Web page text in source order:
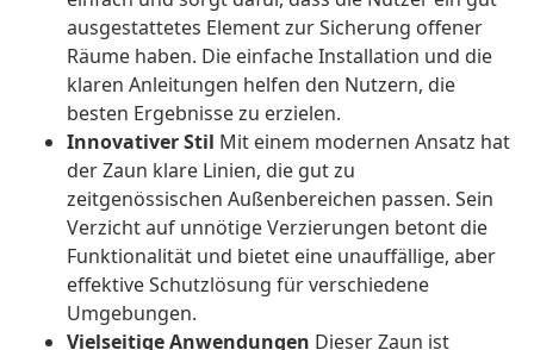
ausgestattetes Element zur Sicherung offener
Räume haben. Die einfache Installation und die
klaren Anleitungen helfen den Nutzern, die
besten Ergebnisse zu erzielen.
Innovativer Stil Mit einem modernen Ansatz hat
der Zaun klare Linien, die gut zu
zeitgenössischen Außenbereichen passen. Sein
Verzicht auf unnötige Verzierungen betont die
Funktionalität und bietet eine unauffällige, aber
effektive Schutzlösung für verschiedene
Umgebungen.
Vielseitige Anwendungen Dieser Zaun ist